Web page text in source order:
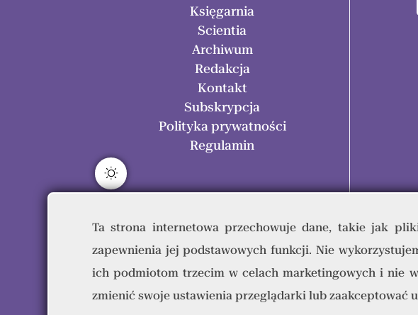
Księgarnia
Scientia
Archiwum
Redakcja
Kontakt
Subskrypcja
Polityka prywatności
Regulamin
Ta strona internetowa przechowuje dane, takie jak
zapewnienia jej podstawowych funkcji. Nie
ich podmiotom trzecim w celach marketingowych i nie
zmienić swoje ustawienia przeglądarki lub zaakceptować